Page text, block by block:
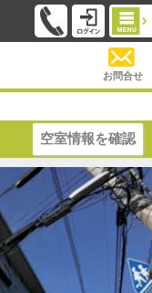
お問合せ
空室情報を確認